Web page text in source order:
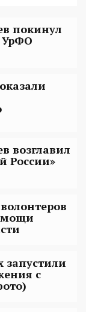
покинул
УрФО
возглавил
России»
запустили
с